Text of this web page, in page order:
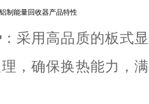
制能量回收器产品特性
：采用高品质的板式
，确保换热能力，